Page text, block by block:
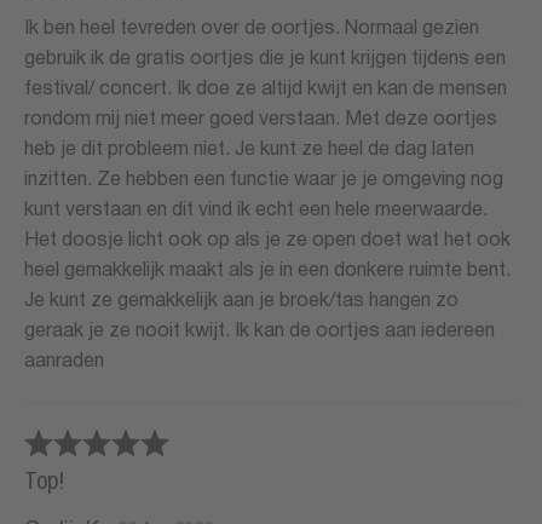
Ik ben heel tevreden over de oortjes. Normaal gezien
gebruik ik de gratis oortjes die je kunt krijgen tijdens een
festival/ concert. Ik doe ze altijd kwijt en kan de mensen
rondom mij niet meer goed verstaan. Met deze oortjes
heb je dit probleem niet. Je kunt ze heel de dag laten
inzitten. Ze hebben een functie waar je je omgeving nog
kunt verstaan en dit vind ik echt een hele meerwaarde.
Het doosje licht ook op als je ze open doet wat het ook
heel gemakkelijk maakt als je in een donkere ruimte bent.
Je kunt ze gemakkelijk aan je broek/tas hangen zo
geraak je ze nooit kwijt. Ik kan de oortjes aan iedereen
aanraden
Top!